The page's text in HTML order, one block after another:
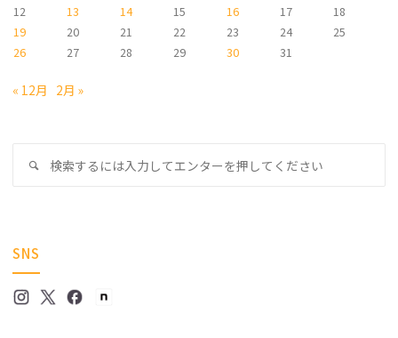
12
13 14 15 16 17
18
19
20 21 22 23 24
25
26
27 28 29 30 31
« 12月 2月 »
検
SNS